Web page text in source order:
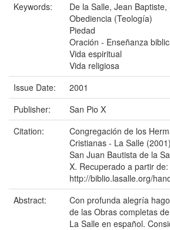
Keywords:
De la Salle, Jean
Obediencia (Teología)
Piedad
Oración - Enseñanza
Vida espiritual
Vida religiosa
Issue Date:
2001
Publisher:
San Pio X
Citation:
Congregación de los
Cristianas - La Salle
San Juan Bautista de la
X. Recuperado a partir de:
http://biblio.lasalle.org/
Abstract:
Con profunda alegría
de las Obras completas
La Salle en español.